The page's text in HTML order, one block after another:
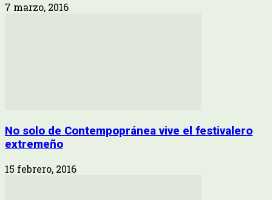
7 marzo, 2016
No solo de Contempopránea vive el festivalero
extremeño
15 febrero, 2016